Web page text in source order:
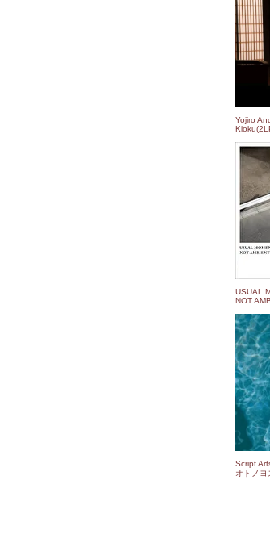
Yojiro
USUAL
NOT
Script
オトノヨ